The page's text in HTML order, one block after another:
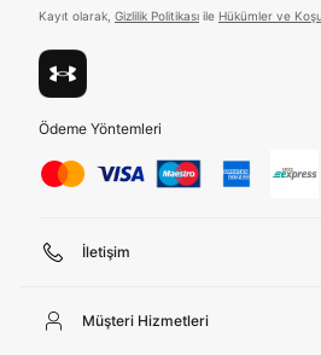
Tümünü Gör
Kayıt olarak, Gizlilik Politikası ile Hükümler ve
Ödeme Yöntemleri
İletişim
444 02 00
Pazartesi - Cuma 09:00 - 18:00
Müşteri Hizmetleri